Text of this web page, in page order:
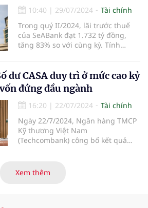
tiếp tục được nâng cao, khẳng
định hướng đi đúng của chiến
lược phát triển bền vững.
10:40 | 29/07/2024
Tài chính
Trong quý II/2024, lãi trước thuế
của SeABank đạt 1.732 tỷ đồng,
tăng 83% so với cùng kỳ. Tính
61%. Ngoài ra, ngân hàng này
cũng chuẩn bị trả cổ tức cho cổ
đông tỷ lệ gần 14%.
dư CASA duy trì ở mức cao kỷ
đứng đầu ngành
16:20 | 22/07/2024
Tài chính
Ngày 22/7/2024, Ngân hàng TMCP
Kỹ thương Việt Nam
(Techcombank) công bố kết quả
hạng mục kinh doanh cốt lõi, với
tổng thu nhập hoạt động và lợi
Xem thêm